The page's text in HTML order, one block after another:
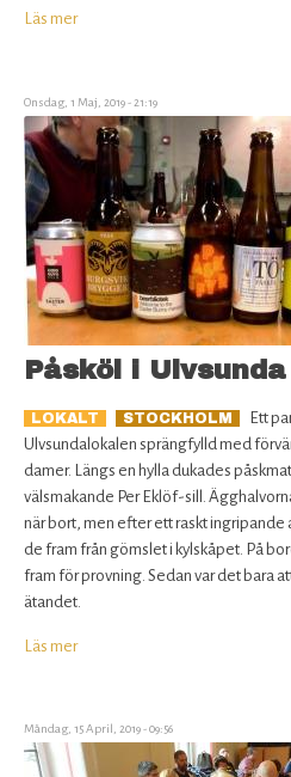
Läs merom
till
Waxholms
bryggeri
Onsdag, 1 Maj, 2019 - 21:19
Påsköl i Ulvsunda
LOKALT STOCKHOLM
Ett
Ulvsundalokalen sprängfylld med
damer. Längs en hylla dukades
välsmakande Per Eklöf-sill.
när bort, men efter ett raskt ingripande
de fram från gömslet i kylskåpet. På
fram för provning. Sedan var det bara
ätandet.
Läs merom
Ulvsunda
Måndag, 15 April, 2019 - 09:56